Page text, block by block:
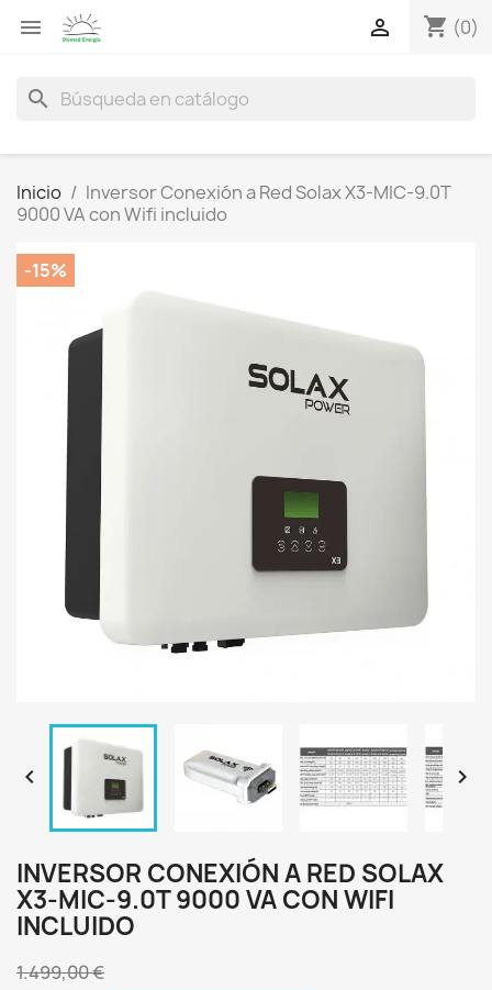
 shopping_cart (0)

search
Inicio
Inversor Conexión a Red Solax X3-MIC-9.0T
9000 VA con Wifi incluido
-15%
 
INVERSOR CONEXIÓN A RED SOLAX
X3-MIC-9.0T 9000 VA CON WIFI
INCLUIDO
1.499,00 €